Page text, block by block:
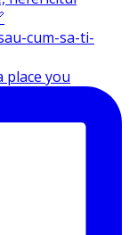
place you